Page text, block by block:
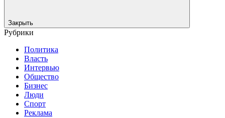
Закрыть
Рубрики
Политика
Власть
Интервью
Общество
Бизнес
Люди
Спорт
Реклама